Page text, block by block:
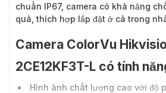
chuẩn IP67, camera có khả năng
quả, thích hợp lắp đặt ở cả trong
Camera ColorVu
2CE12KF3T-L có tính
Hình ảnh chất lượng cao với độ